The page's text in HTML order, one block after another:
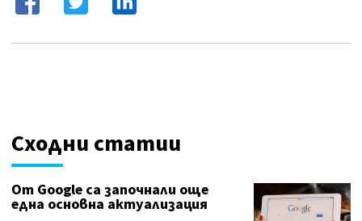
Сходни статии
От Google са започнали още
една основна актуализация